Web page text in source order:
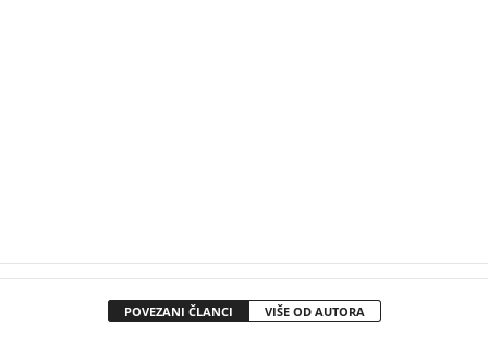
POVEZANI ČLANCI VIŠE OD AUTORA